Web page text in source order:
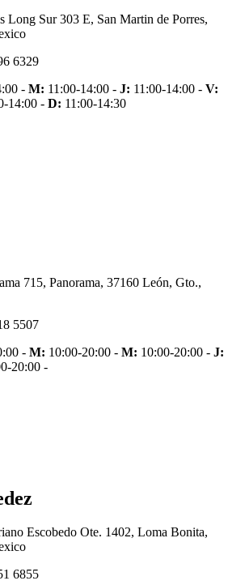
Long Sur 303 E, San Martin de Porres,
6329
- M: 11:00-14:00 - J: 11:00-14:00 - V:
14:00 - D: 11:00-14:30
715, Panorama, 37160 León, Gto.,
5507
- M: 10:00-20:00 - M: 10:00-20:00 - J:
20:00 -
Escobedo Ote. 1402, Loma Bonita,
6855